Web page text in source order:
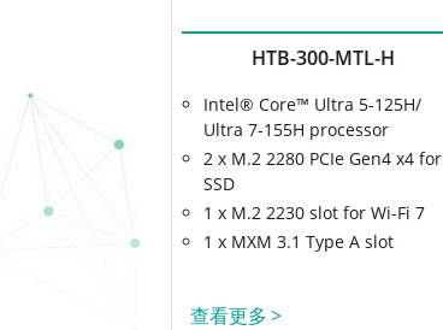
HTB-300-MTL-H
Intel® Core™ Ultra 5-125H/
Ultra 7-155H processor
2 x M.2 2280 PCIe Gen4 x4 for
SSD
1 x M.2 2230 slot for Wi-Fi 7
1 x MXM 3.1 Type A slot
查看更多>